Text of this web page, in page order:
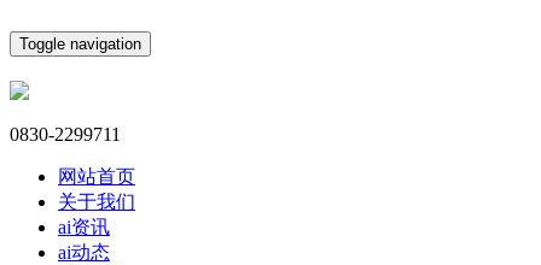
Toggle navigation
0830-2299711
网站首页
关于我们
ai资讯
ai动态